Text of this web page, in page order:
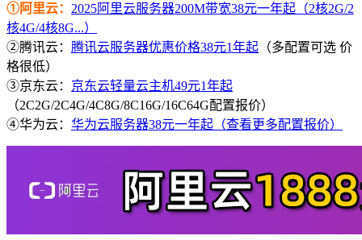
①阿里云： 2025阿里云服务器200M带宽38元一年起（2核2G/2
核4G/4核8G...）
②腾讯云： 腾讯云服务器优惠价格38元1年起 （多配置可选 价
格很低）
③京东云： 京东云轻量云主机49元1年起
（2C2G/2C4G/4C8G/8C16G/16C64G配置报价）
④华为云： 华为云服务器38元一年起（查看更多配置报价）